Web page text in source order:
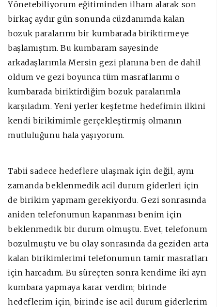
Yönetebiliyorum eğitiminden ilham alarak son
birkaç aydır gün sonunda cüzdanımda kalan
bozuk paralarımı bir kumbarada biriktirmeye
başlamıştım. Bu kumbaram sayesinde
arkadaşlarımla Mersin gezi planına ben de dahil
oldum ve gezi boyunca tüm masraflarımı o
kumbarada biriktirdiğim bozuk paralarımla
karşıladım. Yeni yerler keşfetme hedefimin ilkini
kendi birikimimle gerçekleştirmiş olmanın
mutluluğunu hala yaşıyorum.
Tabii sadece hedeflere ulaşmak için değil, aynı
zamanda beklenmedik acil durum giderleri için
de birikim yapmam gerekiyordu. Gezi sonrasında
aniden telefonumun kapanması benim için
beklenmedik bir durum olmuştu. Evet, telefonum
bozulmuştu ve bu olay sonrasında da geziden arta
kalan birikimlerimi telefonumun tamir masrafları
için harcadım. Bu süreçten sonra kendime iki ayrı
kumbara yapmaya karar verdim; birinde
hedeflerim için, birinde ise acil durum giderlerim